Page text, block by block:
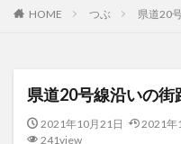
HOME つぶ 県道20
県道20号線沿いの街
2021年10月21日 2021年
241view
ひーちゃん
IOXア